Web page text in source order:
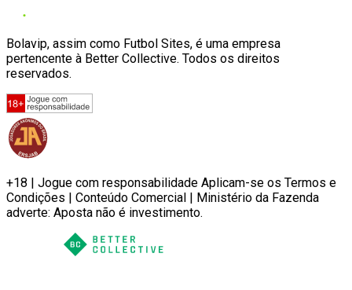
Bolavip, assim como Futbol Sites, é uma empresa
pertencente à Better Collective. Todos os direitos
reservados.
+18 | Jogue com responsabilidade Aplicam-se os Termos e
Condições | Conteúdo Comercial | Ministério da Fazenda
adverte: Aposta não é investimento.